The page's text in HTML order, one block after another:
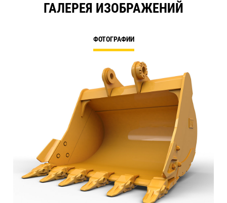
ГАЛЕРЕЯ ИЗОБРАЖЕНИЙ
ФОТОГРАФИИ